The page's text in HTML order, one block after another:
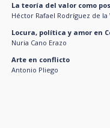
La teoría del valor como
Héctor Rafael Rodríguez de la
Locura, política y amor en
Nuria Cano Erazo
Arte en conflicto
Antonio Pliego